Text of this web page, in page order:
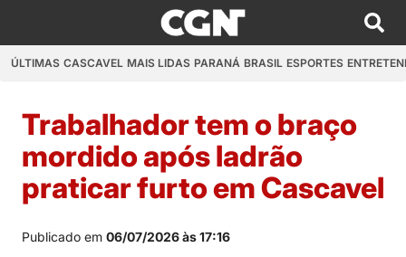
ÚLTIMAS CASCAVEL MAIS LIDAS PARANÁ BRASIL ESPORTES
Trabalhador tem o braço
mordido após ladrão
praticar furto em Cascavel
Publicado em 06/07/2026 às 17:16